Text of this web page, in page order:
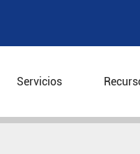
Servicios